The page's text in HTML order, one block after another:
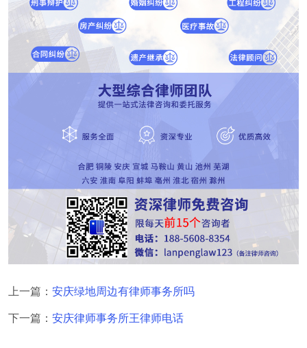
上一篇： 安庆绿地周边有律师事务所吗
下一篇： 安庆律师事务所王律师电话